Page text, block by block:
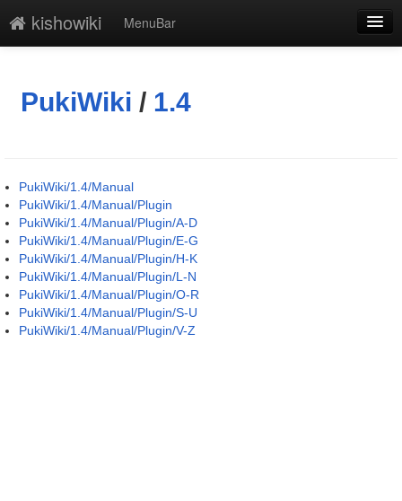
kishowiki
MenuBar
添付
最終更新
一覧
単語検索
PukiWiki / 1.4
PukiWiki/1.4/Manual
PukiWiki/1.4/Manual/Plugin
PukiWiki/1.4/Manual/Plugin/A-D
PukiWiki/1.4/Manual/Plugin/E-G
PukiWiki/1.4/Manual/Plugin/H-K
PukiWiki/1.4/Manual/Plugin/L-N
PukiWiki/1.4/Manual/Plugin/O-R
PukiWiki/1.4/Manual/Plugin/S-U
PukiWiki/1.4/Manual/Plugin/V-Z